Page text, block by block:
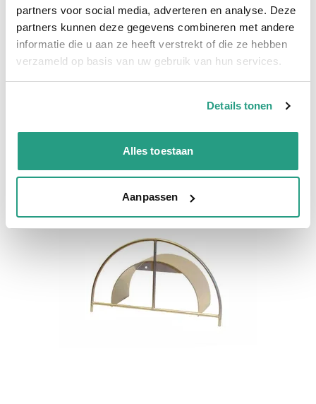
partners voor social media, adverteren en analyse. Deze
partners kunnen deze gegevens combineren met andere
informatie die u aan ze heeft verstrekt of die ze hebben
verzameld op basis van uw gebruik van hun services.
Details tonen
Alles toestaan
Aanpassen
Neem contact met ons op
Gerelateerde producten